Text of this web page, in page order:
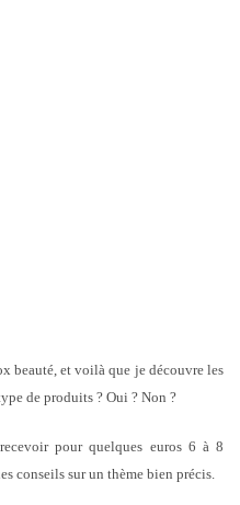
beauté, et voilà que je découvre les
de produits ? Oui ? Non ?
pour quelques euros 6 à 8
conseils sur un thème bien précis.